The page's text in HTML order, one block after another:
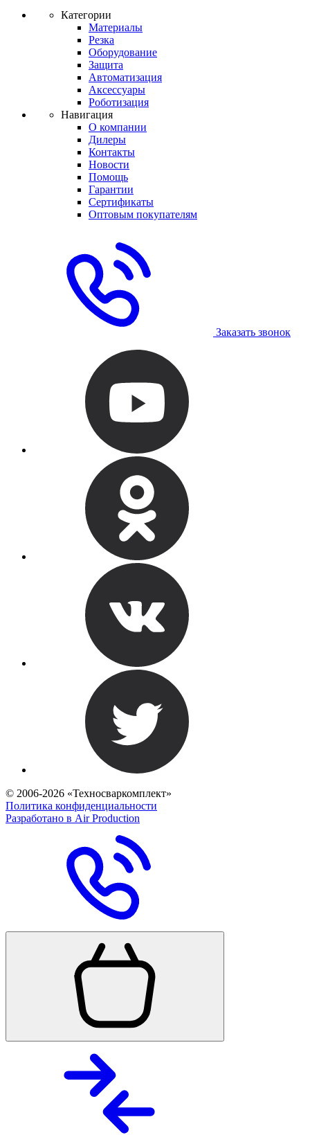
Категории
Материалы
Резка
Оборудование
Защита
Автоматизация
Аксессуары
Роботизация
Навигация
О компании
Дилеры
Контакты
Новости
Помощь
Гарантии
Сертификаты
Оптовым покупателям
Заказать звонок
© 2006-2026 «Техносваркомплект»
Политика конфиденциальности
Разработано в Air Production